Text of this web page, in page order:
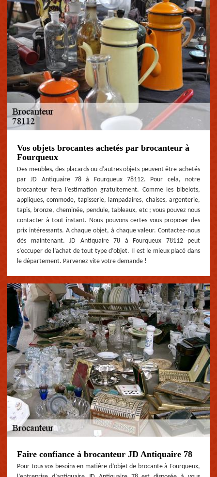
Vos objets brocantes achetés par brocanteur à
Fourqueux
Des meubles, des placards ou d’autres objets peuvent être achetés
par JD Antiquaire 78 à Fourqueux 78112. Pour cela, notre
brocanteur fera l’estimation gratuitement. Comme les bibelots,
appliques, commode, tapisserie, lampadaires, chaises, argenterie,
tapis, bronze, cheminée, pendule, tableaux, etc ; vous pouvez nous
contacter à tout instant. Nous pouvons certes vous proposer des
prix intéressants. A chaque objet, à chaque valeur. Contactez-nous
dès maintenant. JD Antiquaire 78 à Fourqueux 78112 peut
s’occuper de l’achat de tout type d’objet. Il est le mieux placé dans
le département. Parvenez vite votre demande !
Faire confiance à brocanteur JD Antiquaire 78
Pour tous vos besoins en matière d’objet de brocante à Fourqueux,